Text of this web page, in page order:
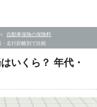
自動車保険の保険料
走行距離別で比較
いくら？ 年代・